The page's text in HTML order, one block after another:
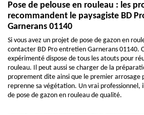
Pose de pelouse en rouleau : les
recommandent le paysagiste BD
Garnerans 01140
Si vous avez un projet de pose de gazon en
contacter BD Pro entretien Garnerans 01140.
expérimenté dispose de tous les atouts pour
rouleau. Il peut aussi se charger de la
proprement dite ainsi que le premier arrosage
reprenne sa végétation. Un vrai professionnel,
de pose de gazon en rouleau de qualité.